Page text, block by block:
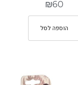
₪60
הוספה לסל